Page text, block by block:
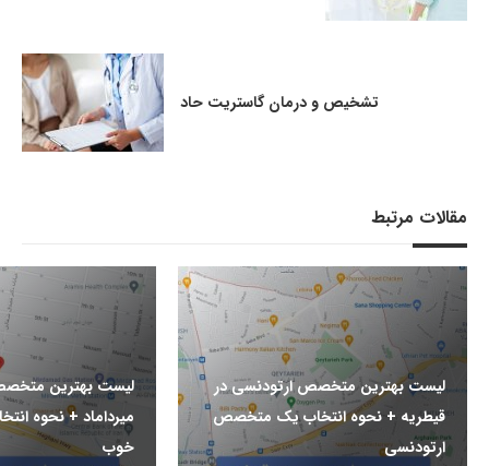
تشخیص و درمان گاستریت حاد
مقالات مرتبط
لیست بهترین متخصص ارتودنسی در
قیطریه + نحوه انتخاب یک متخصص
ارتودنسی
لیست بهترین
میرداماد + نحوه
خوب